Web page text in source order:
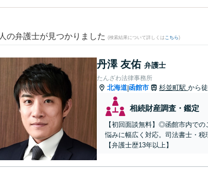
人の弁護士が見つかりました (検索結果について詳しくは こちら)
丹澤 友佑 弁護士
たんざわ法律事務所
北海道|函館市 杉並町駅 から
相続財産調査・鑑定
【初回面談無料】◎函館市内で
悩みに幅広く対応。司法書士・税
【弁護士歴13年以上】